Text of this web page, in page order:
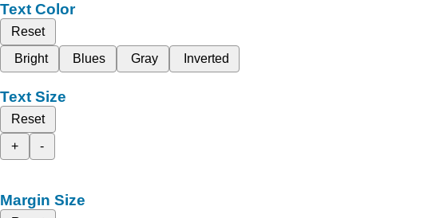
Text Color
Reset
Bright
Blues Gray Inverted
Text Size
Reset
+
-
Margin Size